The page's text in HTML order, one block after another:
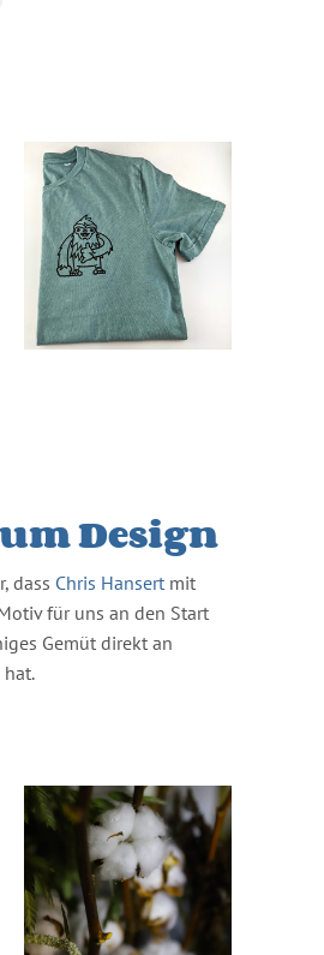
Design
dass Chris Hansert mit
für uns an den Start
Gemüt direkt an
hat.